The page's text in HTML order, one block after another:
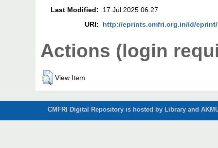
Last Modified:
17 Jul 2025 06:27
URI:
http://eprints.cmfri.org.in/id/eprint/
Actions (login
View Item
CMFRI Digital Repository is hosted by Library and